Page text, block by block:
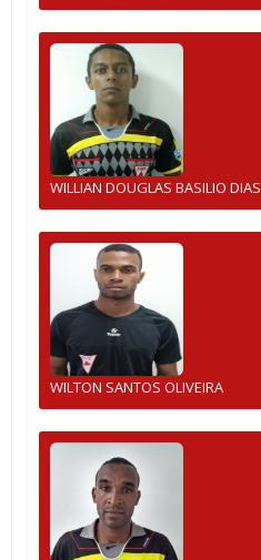
WILLIAN DOUGLAS BASILIO DIAS
WILTON SANTOS OLIVEIRA